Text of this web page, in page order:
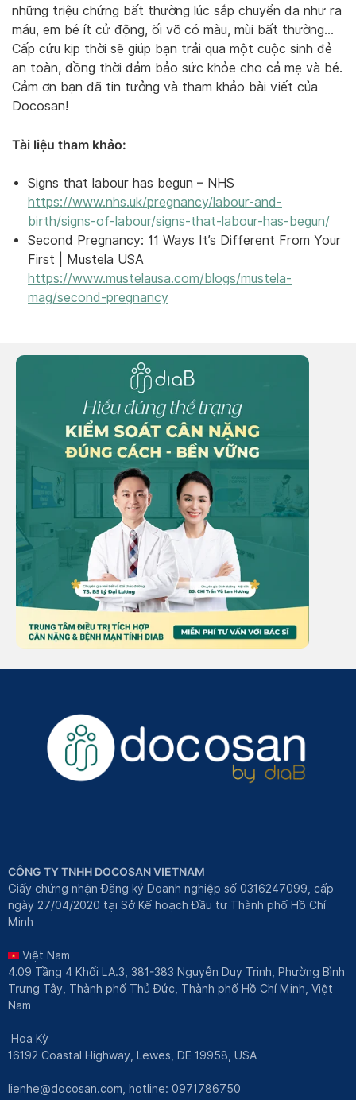
những triệu chứng bất thường lúc sắp chuyển dạ như ra
máu, em bé ít cử động, ối vỡ có màu, mùi bất thường…
Cấp cứu kịp thời sẽ giúp bạn trải qua một cuộc sinh đẻ
an toàn, đồng thời đảm bảo sức khỏe cho cả mẹ và bé.
Cảm ơn bạn đã tin tưởng và tham khảo bài viết của
Docosan!
Tài liệu tham khảo:
Signs that labour has begun – NHS
https://www.nhs.uk/pregnancy/labour-and-
birth/signs-of-labour/signs-that-labour-has-begun/
Second Pregnancy: 11 Ways It’s Different From Your
First | Mustela USA
https://www.mustelausa.com/blogs/mustela-
mag/second-pregnancy
CÔNG TY TNHH DOCOSAN VIETNAM
Giấy chứng nhận Đăng ký Doanh nghiệp số 0316247099, cấp
ngày 27/04/2020 tại Sở Kế hoạch Đầu tư Thành phố Hồ Chí
Minh
Việt Nam
4.09 Tầng 4 Khối LA.3, 381-383 Nguyễn Duy Trinh, Phường Bình
Trưng Tây, Thành phố Thủ Đức, Thành phố Hồ Chí Minh, Việt
Nam
Hoa Kỳ
16192 Coastal Highway, Lewes, DE 19958, USA
lienhe@docosan.com, hotline: 0971786750